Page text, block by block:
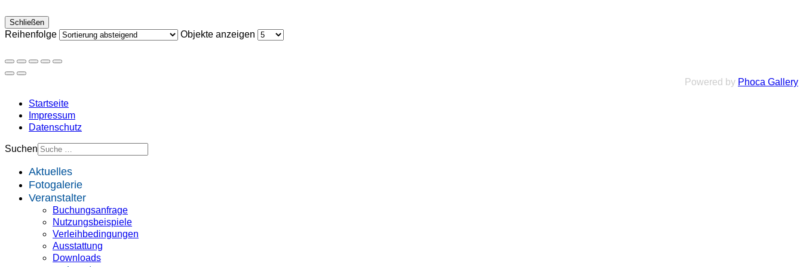
Schließen
Reihenfolge Objekte anzeigen
Powered by Phoca Gallery
Startseite
Impressum
Datenschutz
Suchen
Aktuelles
Fotogalerie
Veranstalter
Buchungsanfrage
Nutzungsbeispiele
Verleihbedingungen
Ausstattung
Downloads